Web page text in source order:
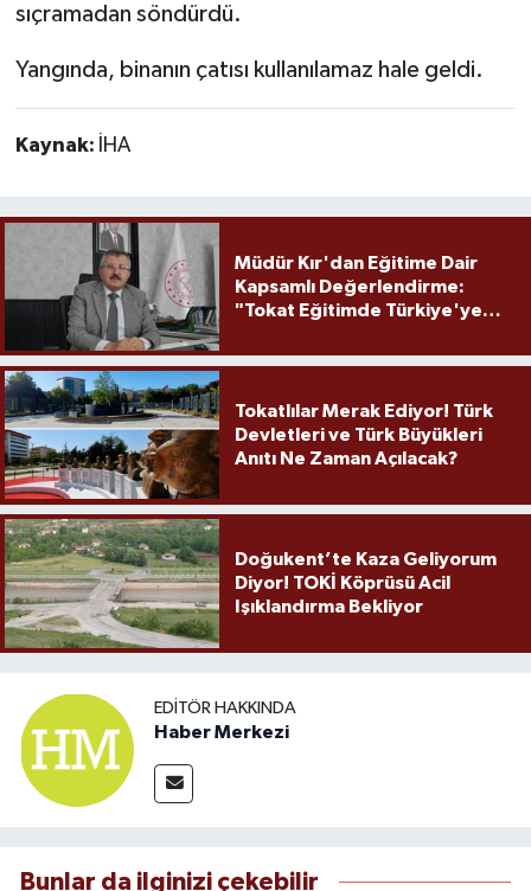
sıçramadan söndürdü.
Yangında, binanın çatısı kullanılamaz hale geldi.
Kaynak: İHA
Müdür Kır'dan Eğitime Dair
Kapsamlı Değerlendirme:
"Tokat Eğitimde Türkiye'ye
Tokatlılar Merak Ediyor! Türk
Devletleri ve Türk Büyükleri
Anıtı Ne Zaman Açılacak?
Doğukent’te Kaza Geliyorum
Diyor! TOKİ Köprüsü Acil
Işıklandırma Bekliyor
EDITÖR HAKKINDA
Haber Merkezi
Bunlar da ilginizi çekebilir